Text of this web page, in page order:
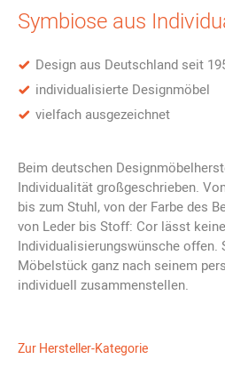
unsere Produktberater gerne zur
einfach eine E-Mail, rufen Sie uns
Symbiose aus
Design aus Deutschland seit
individualisierte Designmöbel
vielfach ausgezeichnet
Beim deutschen
Individualität großgeschrieben.
bis zum Stuhl, von der Farbe des
von Leder bis Stoff: Cor lässt
Individualisierungswünsche offen.
Möbelstück ganz nach seinem
individuell zusammenstellen.
Zur Hersteller-Kategorie